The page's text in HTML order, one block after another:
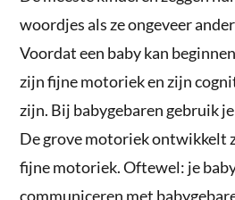
woordjes als ze ongeveer
Voordat een baby kan
zijn fijne motoriek en zijn
zijn. Bij babygebaren gebruik
De grove motoriek ontwikkelt
fijne motoriek. Oftewel: je
communiceren met